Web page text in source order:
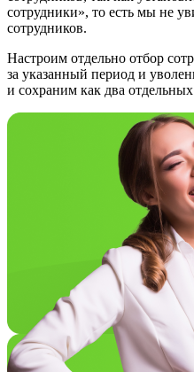
сотрудники», то есть мы не
сотрудников.
Настроим отдельно отбор
за указанный период и
и сохраним как два отдельных